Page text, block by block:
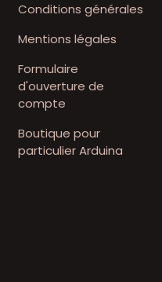
Conditions générales
Mentions légales
Formulaire
d'ouverture de
compte
Boutique pour
particulier Arduina